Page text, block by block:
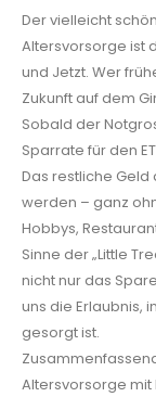
Der vielleicht
Altersvorsorge ist
und Jetzt. Wer
Zukunft auf dem
Sobald der
Sparrate für den
Das restliche
werden – ganz
Hobbys,
Sinne der „Little
nicht nur das
uns die Erlaubnis,
gesorgt ist.
Altersvorsorge mit